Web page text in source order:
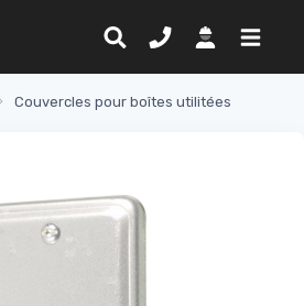
Couvercles pour boîtes utilitées